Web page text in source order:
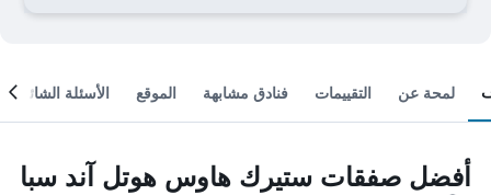
لمحة عن التقييمات فنادق مشابهة الموقع الأسئلة الشائعة
أفضل صفقات ستيرك هاوس هوتل آند سبا